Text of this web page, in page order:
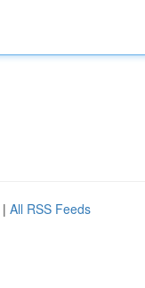
| All RSS Feeds